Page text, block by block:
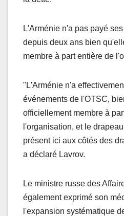
L'Arménie n'a pas payé
depuis deux ans bien
membre à part entière de
"L'Arménie n'a
événements de l'OTSC,
officiellement membre à
l'organisation, et le
présent ici aux côtés des
a déclaré Lavrov.
Le ministre russe des
également exprimé son
l'expansion systématique